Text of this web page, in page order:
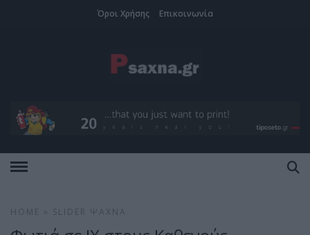
Όροι Χρήσης Επικοινωνία
HOME SLIDER ΨΑΧΝΆ